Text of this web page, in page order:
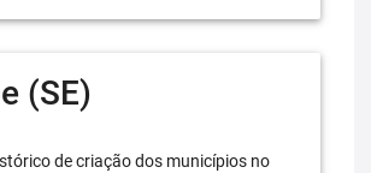
(SE)
de criação dos municípios no